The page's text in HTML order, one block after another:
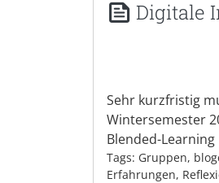
Digitale
Sehr kurzfristig
Wintersemester
Blended-
Tags: Gruppen,
Erfahrungen,